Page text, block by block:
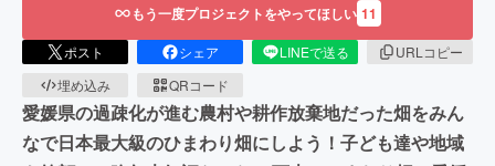
もう一度プロジェクトをやってほしい 11
ポスト シェア LINEで送る
URLコピー
埋め込み
QRコード
愛媛県の過疎化が進む農村や耕作放棄地だった畑をみん
なで日本最大級のひまわり畑にしよう！子ども達や地域